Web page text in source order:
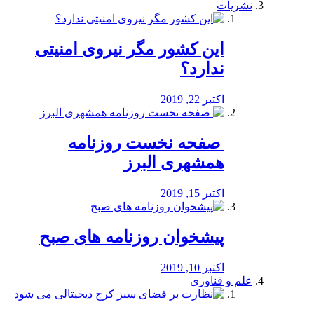
نشریات
این کشور مگر نیروی امنیتی
ندارد؟
اکتبر 22, 2019
️ صفحه نخست روزنامه‌
همشهری البرز
اکتبر 15, 2019
پیشخوان روزنامه های صبح
اکتبر 10, 2019
علم و فناوری